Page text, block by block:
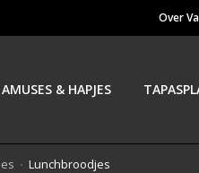
Over
AMUSES & HAPJES
Lunchbroodjes